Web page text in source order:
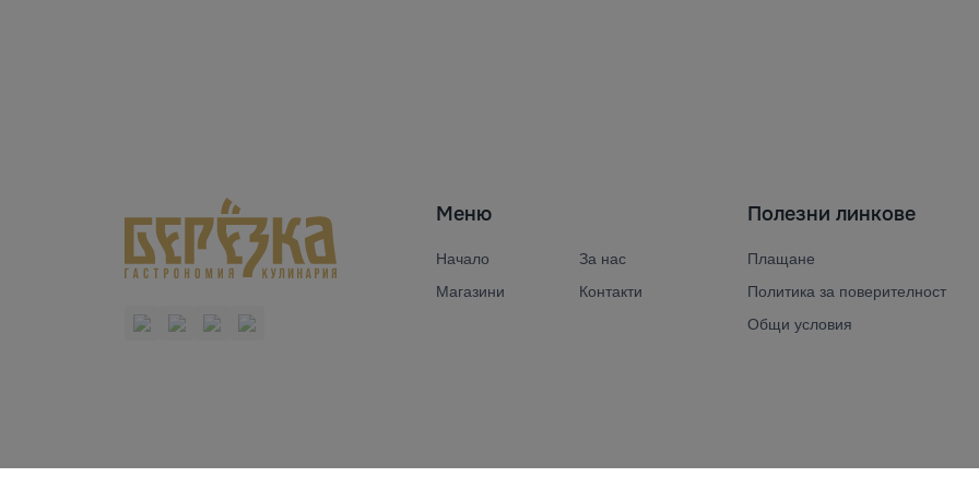
Меню
Начало
За нас
Магазини
Контакти
Полезни линкове
Плащане
Политика за поверителност
Общи условия